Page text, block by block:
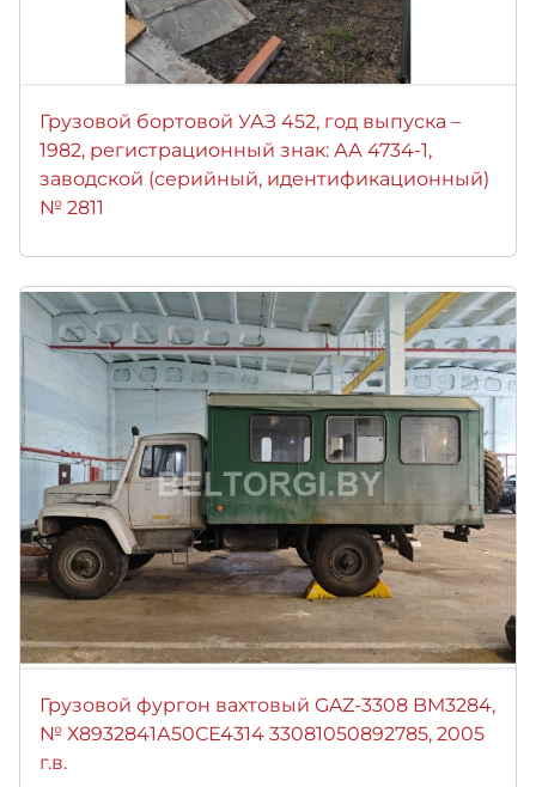
Грузовой бортовой УАЗ 452, год выпуска –
1982, регистрационный знак: АА 4734-1,
заводской (серийный, идентификационный)
№ 2811
Грузовой фургон вахтовый GAZ-3308 BM3284,
№ Х8932841А50СЕ4314 33081050892785, 2005
г.в.